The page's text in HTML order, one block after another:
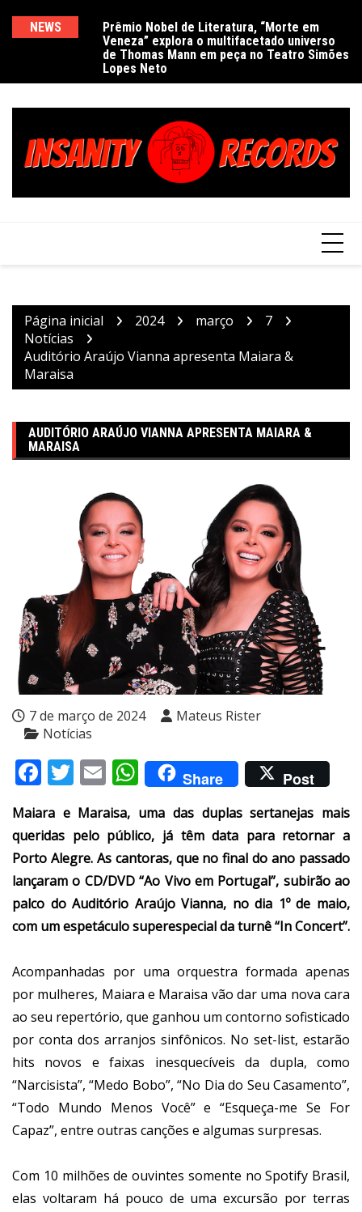
NEWS
Prêmio Nobel de Literatura, “Morte em
Veneza” explora o multifacetado universo
de Thomas Mann em peça no Teatro Simões
Lopes Neto
Página inicial 2024 março
7
Notícias
Auditório Araújo Vianna apresenta Maiara &
Maraisa
AUDITÓRIO ARAÚJO VIANNA APRESENTA MAIARA &
MARAISA
7 de março de 2024
Mateus Rister
Notícias
Facebook
Twitter
EmailWhatsApp
Share Post
Maiara e Maraisa, uma das duplas sertanejas mais
queridas pelo público, já têm data para retornar a
Porto Alegre. As cantoras, que no final do ano passado
lançaram o CD/DVD “Ao Vivo em Portugal”, subirão ao
palco do Auditório Araújo Vianna, no dia 1º de maio,
com um espetáculo superespecial da turnê “In Concert”.
Acompanhadas por uma orquestra formada apenas
por mulheres, Maiara e Maraisa vão dar uma nova cara
ao seu repertório, que ganhou um contorno sofisticado
por conta dos arranjos sinfônicos. No set-list, estarão
hits novos e faixas inesquecíveis da dupla, como
“Narcisista”, “Medo Bobo”, “No Dia do Seu Casamento”,
“Todo Mundo Menos Você” e “Esqueça-me Se For
Capaz”, entre outras canções e algumas surpresas.
Com 10 milhões de ouvintes somente no Spotify Brasil,
elas voltaram há pouco de uma excursão por terras